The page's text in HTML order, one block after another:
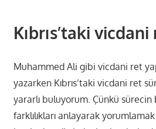
Kıbrıs’taki
Muhammed Ali gibi vicdani ret
yazarken Kıbrıs’taki vicdani ret
yararlı buluyorum. Çünkü
farklılıkları anlayarak